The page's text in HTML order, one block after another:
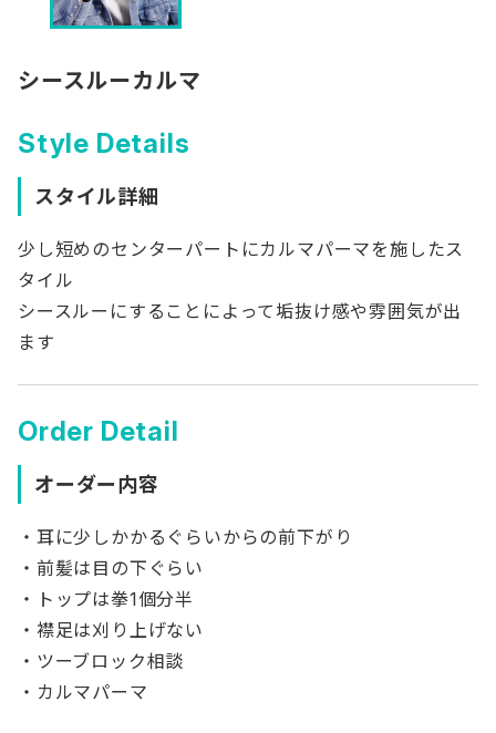
シースルーカルマ
Style Details
スタイル詳細
少し短めのセンターパートにカルマパーマを施したス
タイル
シースルーにすることによって垢抜け感や雰囲気が出
ます
Order Detail
オーダー内容
・耳に少しかかるぐらいからの前下がり
・前髪は目の下ぐらい
・トップは拳1個分半
・襟足は刈り上げない
・ツーブロック相談
・カルマパーマ